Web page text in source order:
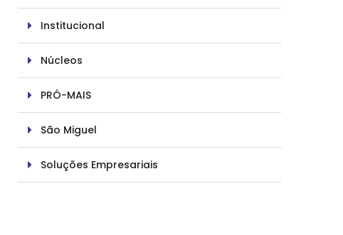
Institucional
Núcleos
PRÓ-MAIS
São Miguel
Soluções Empresariais